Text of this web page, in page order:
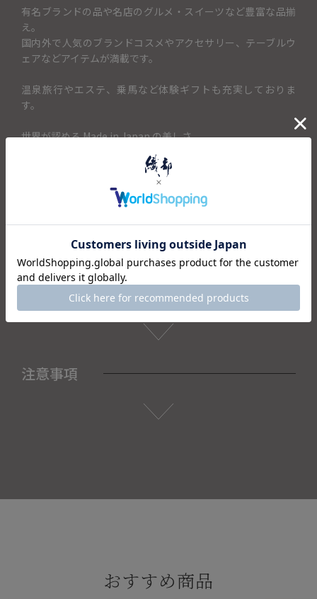
有名ブランドの品や名店のグルメ・スイーツなど豊富な品揃
え。
国内外で人気のブランドコスメやアクセサリー、テーブルウ
ェアなどアイテムが満載です。
温泉旅行やエステ、乗馬など体験ギフトも充実しておりま
す。
世界が認める Made in Japan の美しさ。
心も満たしてくれる日本の美食。
心に残る、素敵な時間の贈り物です。
注意事項
おすすめ商品